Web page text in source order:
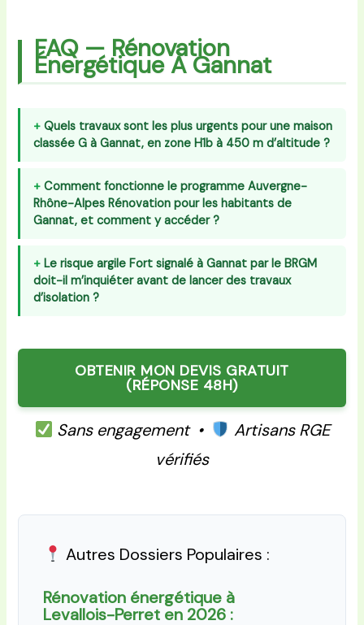
FAQ — Rénovation
Énergétique À Gannat
Quels travaux sont les plus urgents pour une maison
classée G à Gannat, en zone H1b à 450 m d’altitude ?
Comment fonctionne le programme Auvergne-
Rhône-Alpes Rénovation pour les habitants de
Gannat, et comment y accéder ?
Le risque argile Fort signalé à Gannat par le BRGM
doit-il m’inquiéter avant de lancer des travaux
d’isolation ?
OBTENIR MON DEVIS GRATUIT
(RÉPONSE 48H)
Sans engagement •
Artisans RGE
vérifiés
Autres Dossiers Populaires :
Rénovation énergétique à
Levallois-Perret en 2026 :